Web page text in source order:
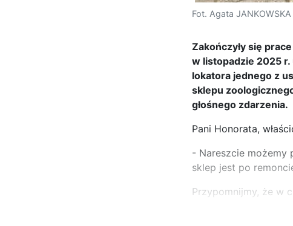
Fot. Agata JANKOWSKA
Zakończyły się
w listopadzie 2025
lokatora jednego z
sklepu
głośnego zdarzenia.
Pani Honorata,
- Nareszcie możemy
sklep jest po
Przypomnijmy, że w